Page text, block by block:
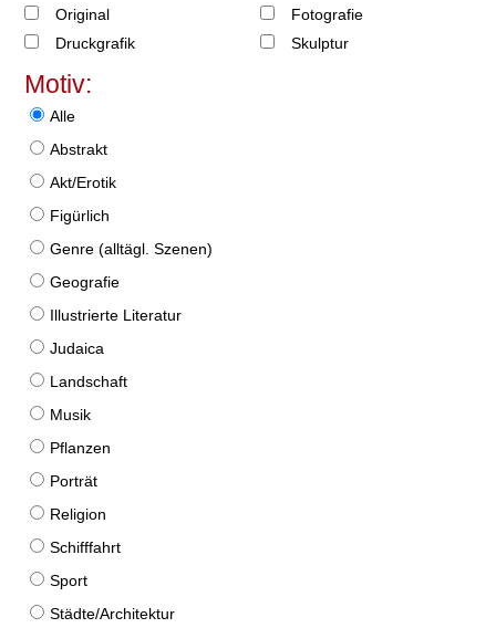
Original
Druckgrafik
Fotografie
Skulptur
Motiv:
Alle
Abstrakt
Akt/Erotik
Figürlich
Genre (alltägl. Szenen)
Geografie
Illustrierte Literatur
Judaica
Landschaft
Musik
Pflanzen
Porträt
Religion
Schifffahrt
Sport
Städte/Architektur